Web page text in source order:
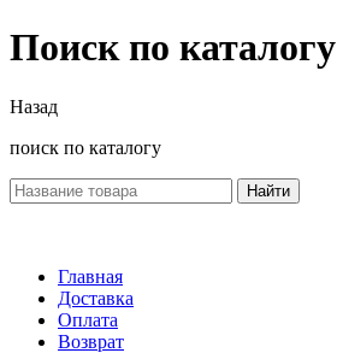
Поиск по каталогу
Назад
поиск по каталогу
Найти
Главная
Доставка
Оплата
Возврат